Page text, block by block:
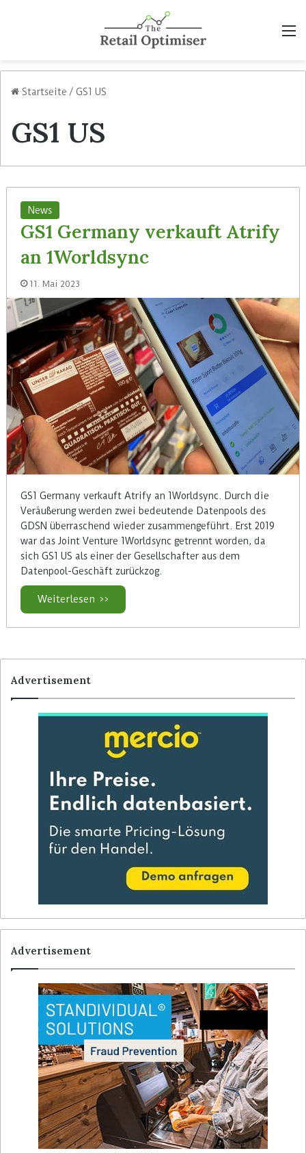
Startseite / GS1 US
GS1 US
News
GS1 Germany verkauft Atrify
an 1Worldsync
11. Mai 2023
GS1 Germany verkauft Atrify an 1Worldsync. Durch die
Veräußerung werden zwei bedeutende Datenpools des
GDSN überraschend wieder zusammengeführt. Erst 2019
war das Joint Venture 1Worldsync getrennt worden, da
sich GS1 US als einer der Gesellschafter aus dem
Datenpool-Geschäft zurückzog.
Weiterlesen >>
Advertisement
Advertisement